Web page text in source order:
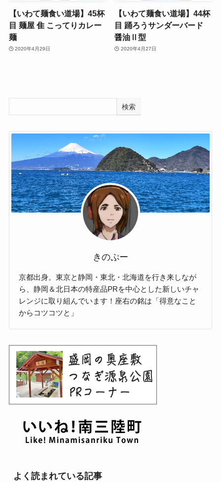
【いわて麺食い道場】45杯
目 麺屋 隹 こってりカレー
麺
2020年4月29日
【いわて麺食い道場】44杯
目 踊ろうサンダーバード
醤油Ⅱ型
2020年4月27日
検索
きのぷー
京都出身。東京と静岡・東北・北海道を行き来しなが
ら、静岡＆北日本の特産品PRを中心とした新しいチャ
レンジに取り組んでいます！座右の銘は「得意なこと
からコツコツと」
よく読まれている記事